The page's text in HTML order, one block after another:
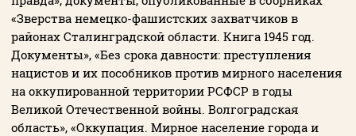
«Зверства немецко-фашистских захватчиков в
районах Сталинградской области. Книга 1945 год.
Документы», «Без срока давности: преступления
нацистов и их пособников против мирного населения
на оккупированной территории РСФСР в годы
Великой Отечественной войны. Волгоградская
область», «Оккупация. Мирное население города и